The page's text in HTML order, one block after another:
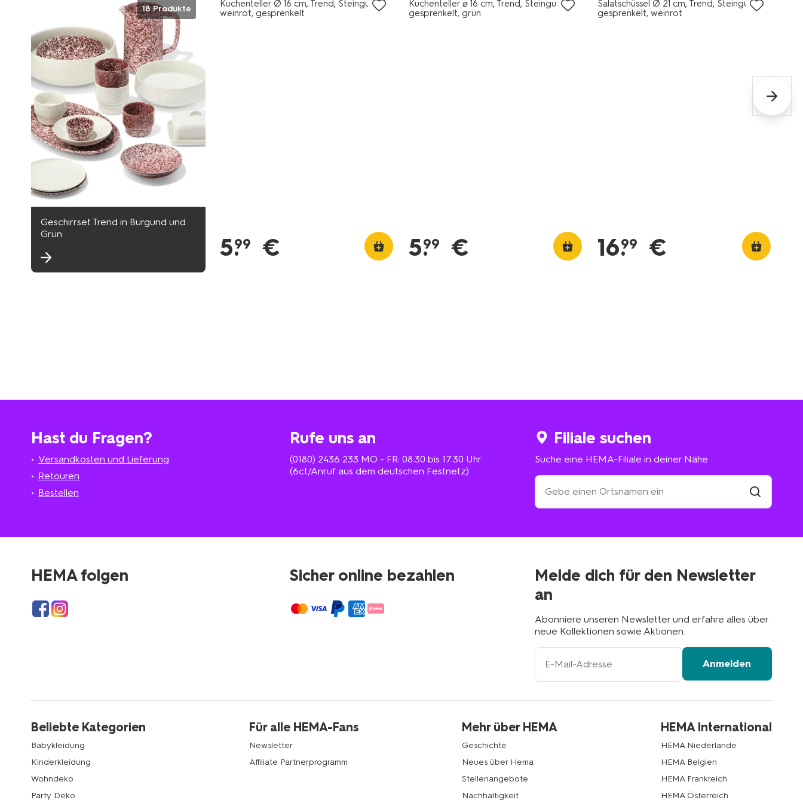
18 Produkte
Geschirrset Trend in Burgund und
Grün
Kuchenteller Ø 16 cm, Trend, Steingut,
weinrot, gesprenkelt
5.
99 €
Kuchenteller ⌀ 16 cm, Trend, Steingut,
gesprenkelt, grün
5.
99 €
Salatschüssel Ø 21 cm, Trend, Steingut,
gesprenkelt, weinrot
16.
99 €
Hast du Fragen?
Versandkosten und Lieferung
Retouren
Bestellen
Rufe uns an
(0180) 2436 233 MO - FR: 08:30 bis 17:30 Uhr
(6ct/Anruf aus dem deutschen Festnetz)
Filiale suchen
Suche eine HEMA-Filiale in deiner Nähe
Suche
eine
HEMA-
deiner
Filiale
HEMA folgen Sicher online bezahlen
Melde dich für den Newsletter
an
Abonniere unseren Newsletter und erfahre alles über
neue Kollektionen sowie Aktionen.
Ihre
Anmelden
Beliebte Kategorien
Babykleidung
Kinderkleidung
Wohndeko
Party Deko
Für alle HEMA-Fans
Newsletter
Affiliate Partnerprogramm
Mehr über HEMA
Geschichte
Neues über Hema
Stellenangebote
Nachhaltigkeit
HEMA International
HEMA Niederlande
HEMA Belgien
HEMA Frankreich
HEMA Österreich